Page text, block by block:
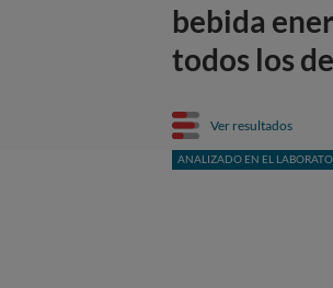
bebida
todos los
Ver resultados
ANALIZADO EN EL